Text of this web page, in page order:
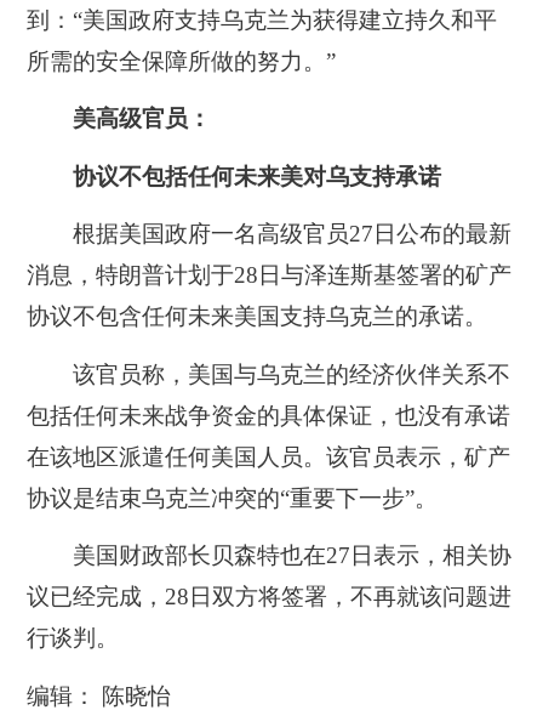
到：“美国政府支持乌克兰为获得建立持久和平
所需的安全保障所做的努力。”
美高级官员：
协议不包括任何未来美对乌支持承诺
根据美国政府一名高级官员27日公布的最新
消息，特朗普计划于28日与泽连斯基签署的矿产
协议不包含任何未来美国支持乌克兰的承诺。
该官员称，美国与乌克兰的经济伙伴关系不
包括任何未来战争资金的具体保证，也没有承诺
在该地区派遣任何美国人员。该官员表示，矿产
协议是结束乌克兰冲突的“重要下一步”。
美国财政部长贝森特也在27日表示，相关协
议已经完成，28日双方将签署，不再就该问题进
行谈判。
编辑： 陈晓怡